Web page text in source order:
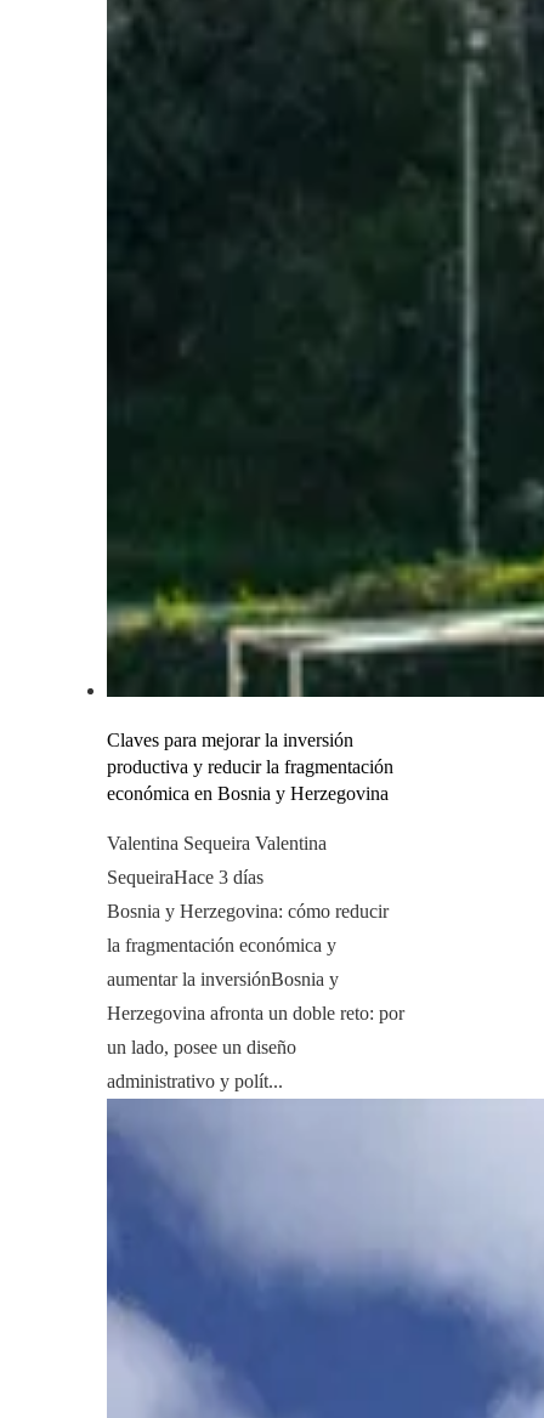
Claves para mejorar la inversión
productiva y reducir la fragmentación
económica en Bosnia y Herzegovina
Valentina Sequeira Valentina
SequeiraHace 3 días
Bosnia y Herzegovina: cómo reducir
la fragmentación económica y
aumentar la inversiónBosnia y
Herzegovina afronta un doble reto: por
un lado, posee un diseño
administrativo y polít...